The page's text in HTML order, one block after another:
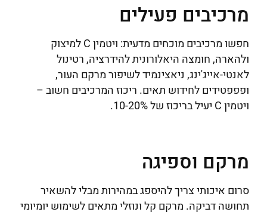
מרכיבים פעילים
חפשו מרכיבים מוכחים מדעית: ויטמין C למיצוק
ולהארה, חומצה היאלורונית להידרציה, רטינול
לאנטי-אייג'ינג, ניאצינמיד לשיפור מרקם העור,
ופפפטידים לחידוש תאים. ריכוז המרכיבים חשוב –
ויטמין C יעיל בריכוז של 10-20%.
מרקם וספיגה
סרום איכותי צריך להיספג במהירות מבלי להשאיר
תחושה דביקה. מרקם קל ונוזלי מתאים לשימוש יומיומי